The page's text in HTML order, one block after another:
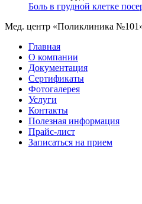
Боль в грудной клетке
Мед. центр «Поликлиника
Главная
О компании
Документация
Сертификаты
Фотогалерея
Услуги
Контакты
Полезная информация
Прайс-лист
Записаться на прием